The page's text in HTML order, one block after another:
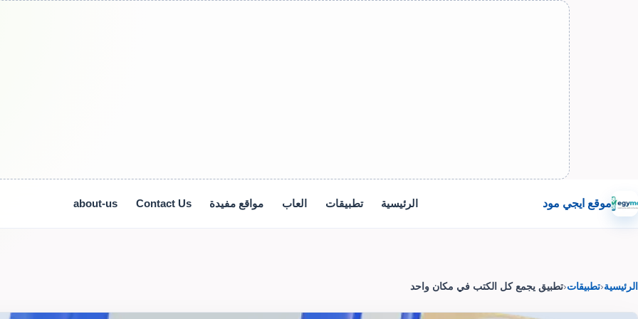
موقع ايجي مود الرئيسية تطبيقات العاب مواقع مفيدة Contact Us
about-us
الرئيسية‹تطبيقات‹تطبيق يجمع كل الكتب في مكان واحد